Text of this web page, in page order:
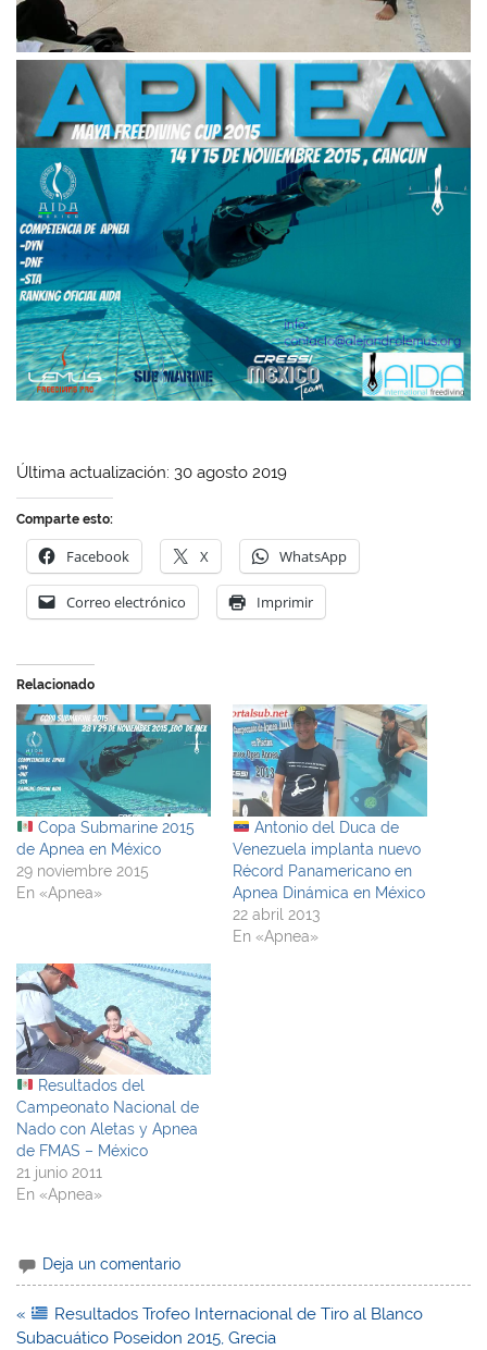
Última actualización: 30 agosto 2019
Comparte esto:
Facebook X WhatsApp
Correo electrónico Imprimir
Relacionado
Copa Submarine 2015
de Apnea en México
29 noviembre 2015
En «Apnea»
Antonio del Duca de
Venezuela implanta nuevo
Récord Panamericano en
Apnea Dinámica en México
22 abril 2013
En «Apnea»
Resultados del
Campeonato Nacional de
Nado con Aletas y Apnea
de FMAS – México
21 junio 2011
En «Apnea»
Deja un comentario
Navegación
de
«
Resultados Trofeo Internacional de Tiro al Blanco
Subacuático Poseidon 2015, Grecia